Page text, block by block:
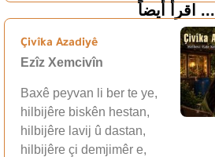
اقرأ أيضاً ...
Çivîka Azadiyê
Ezîz Xemcivîn
Baxê peyvan li ber te ye,
hilbijêre biskên hestan,
hilbijêre lavij û dastan,
hilbijêre çi demjimêr e,